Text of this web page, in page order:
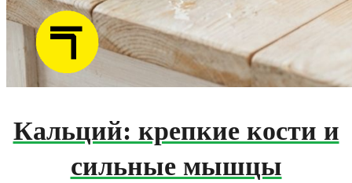
Кальций: крепкие кости и
сильные мышцы